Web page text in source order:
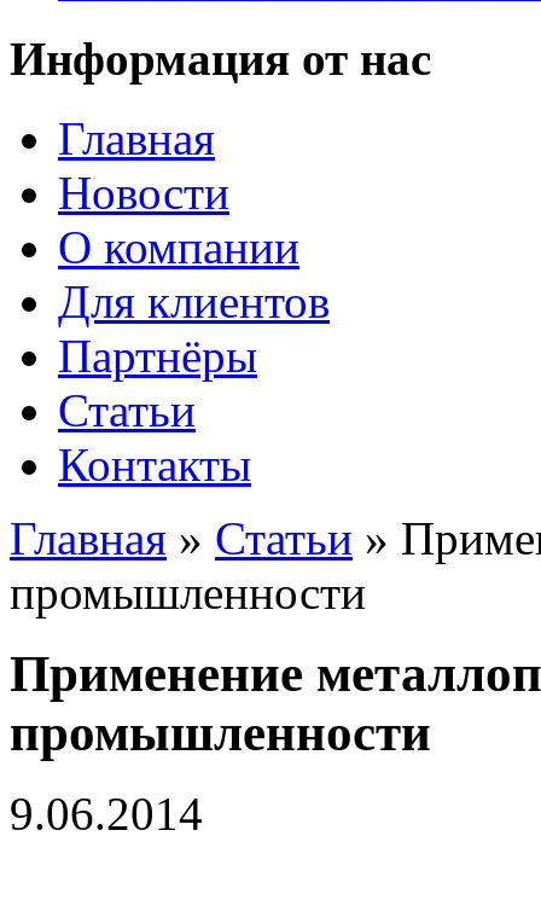
Информация от нас
Главная
Новости
О компании
Для клиентов
Партнёры
Статьи
Контакты
Главная » Статьи »
промышленности
Применение
промышленности
9.06.2014